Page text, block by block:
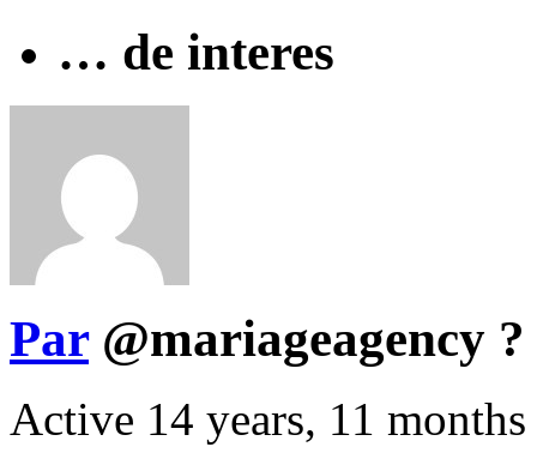
… de interes
Par @mariageagency ?
Active 14 years, 11 months